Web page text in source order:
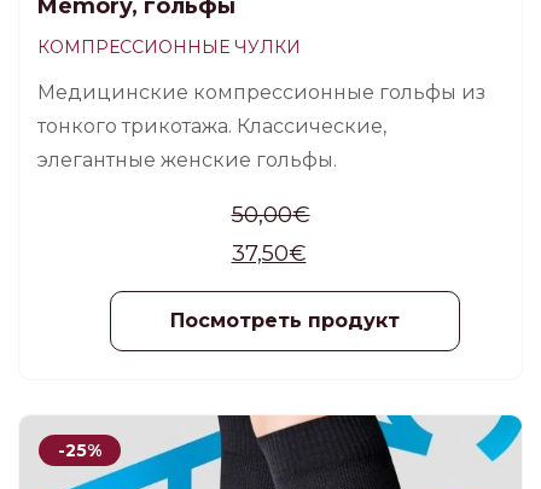
Memory, гольфы
КОМПРЕССИОННЫЕ ЧУЛКИ
Медицинские компрессионные гольфы из
тонкого трикотажа. Классические,
элегантные женские гольфы.
50,00€
37,50€
Посмотреть продукт
-25%